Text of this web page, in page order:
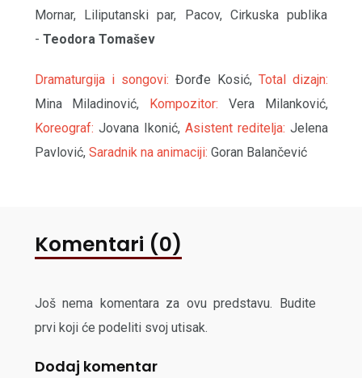
Mornar, Liliputanski par, Pacov, Cirkuska publika
- Teodora Tomašev
Dramaturgija i songovi: Đorđe Kosić, Total dizajn:
Mina Miladinović,
Kompozitor: Vera Milanković,
Koreograf: Jovana Ikonić, Asistent reditelja: Jelena
Pavlović, Saradnik na animaciji: Goran Balančević
Komentari (0)
Još nema komentara za ovu predstavu. Budite
prvi koji će podeliti svoj utisak.
Dodaj komentar